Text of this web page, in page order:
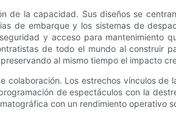
de la capacidad. Sus diseños se
de embarque y los sistemas de
y acceso para
de todo el mundo al construir
al mismo tiempo el impacto
Los estrechos vínculos
de espectáculos con la
con un rendimiento operativo